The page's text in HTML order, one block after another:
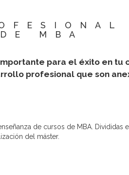
MBA
para el éxito en tu
profesional que son
de cursos de MBA. Divididas
del máster.